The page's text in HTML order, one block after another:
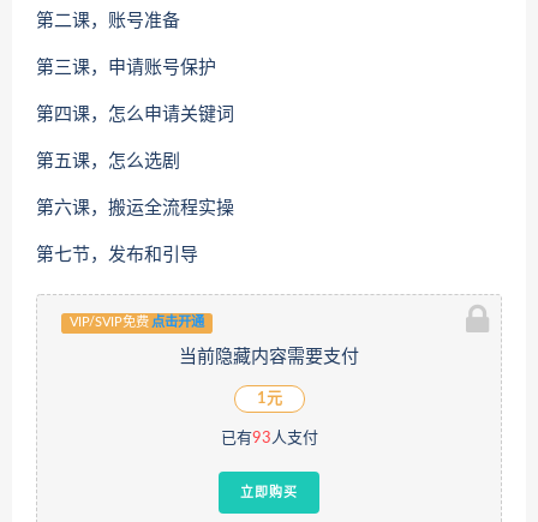
第二课，账号准备
第三课，申请账号保护
第四课，怎么申请关键词
第五课，怎么选剧
第六课，搬运全流程实操
第七节，发布和引导
VIP/SVIP免费 点击开通
当前隐藏内容需要支付
1元
已有93人支付
立即购买